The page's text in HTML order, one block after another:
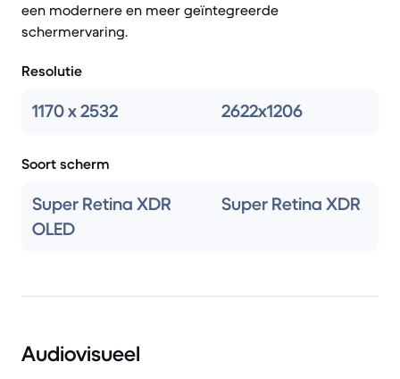
een modernere en meer geïntegreerde
schermervaring.
Resolutie
1170 x 2532 2622x1206
Soort scherm
Super Retina XDR
OLED
Super Retina XDR
Audiovisueel